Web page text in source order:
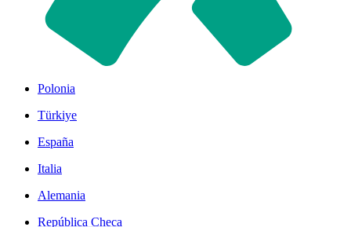
Polonia
Türkiye
España
Italia
Alemania
República Checa